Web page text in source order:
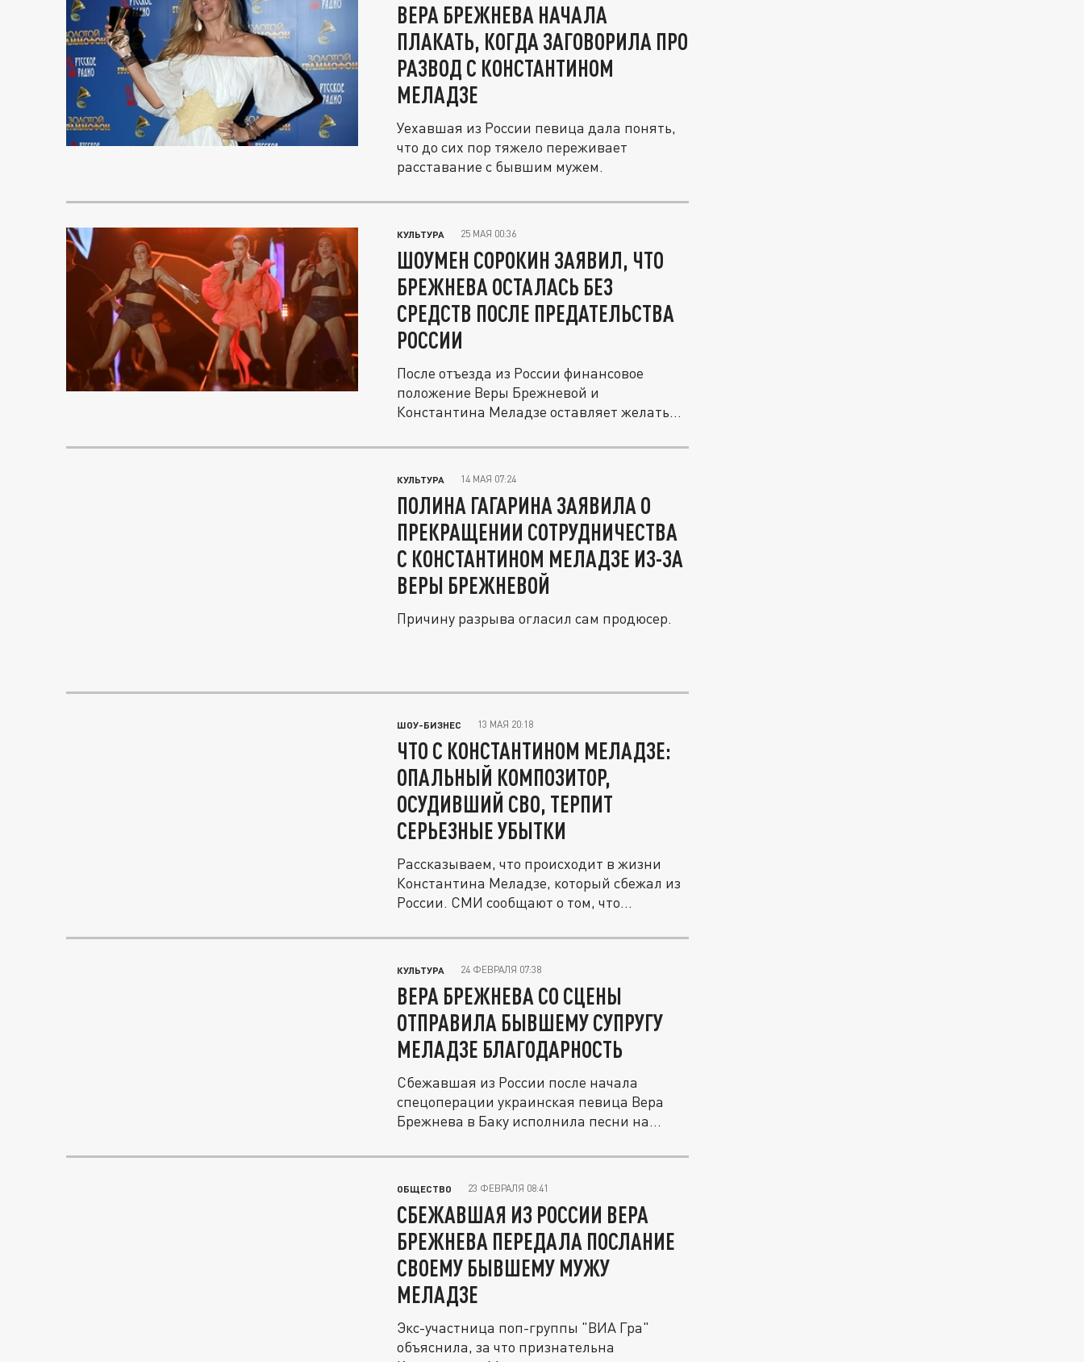
ВЕРА БРЕЖНЕВА НАЧАЛА
ПЛАКАТЬ, КОГДА ЗАГОВОРИЛА ПРО
РАЗВОД С КОНСТАНТИНОМ
МЕЛАДЗЕ
Уехавшая из России певица дала понять,
что до сих пор тяжело переживает
расставание с бывшим мужем.
КУЛЬТУРА 25 МАЯ 00:36
ШОУМЕН СОРОКИН ЗАЯВИЛ, ЧТО
БРЕЖНЕВА ОСТАЛАСЬ БЕЗ
СРЕДСТВ ПОСЛЕ ПРЕДАТЕЛЬСТВА
РОССИИ
После отъезда из России финансовое
положение Веры Брежневой и
Константина Меладзе оставляет желать
КУЛЬТУРА 14 МАЯ 07:24
ПОЛИНА ГАГАРИНА ЗАЯВИЛА О
ПРЕКРАЩЕНИИ СОТРУДНИЧЕСТВА
С КОНСТАНТИНОМ МЕЛАДЗЕ ИЗ-ЗА
ВЕРЫ БРЕЖНЕВОЙ
Причину разрыва огласил сам продюсер.
ШОУ-БИЗНЕС 13 МАЯ 20:18
ЧТО С КОНСТАНТИНОМ МЕЛАДЗЕ:
ОПАЛЬНЫЙ КОМПОЗИТОР,
ОСУДИВШИЙ СВО, ТЕРПИТ
СЕРЬЕЗНЫЕ УБЫТКИ
Рассказываем, что происходит в жизни
Константина Меладзе, который сбежал из
России. СМИ сообщают о том, что...
КУЛЬТУРА 24 ФЕВРАЛЯ 07:38
ВЕРА БРЕЖНЕВА СО СЦЕНЫ
ОТПРАВИЛА БЫВШЕМУ СУПРУГУ
МЕЛАДЗЕ БЛАГОДАРНОСТЬ
Сбежавшая из России после начала
спецоперации украинская певица Вера
Брежнева в Баку исполнила песни на...
ОБЩЕСТВО 23 ФЕВРАЛЯ 08:41
СБЕЖАВШАЯ ИЗ РОССИИ ВЕРА
БРЕЖНЕВА ПЕРЕДАЛА ПОСЛАНИЕ
СВОЕМУ БЫВШЕМУ МУЖУ
МЕЛАДЗЕ
Экс-участница поп-группы "ВИА Гра"
объяснила, за что признательна